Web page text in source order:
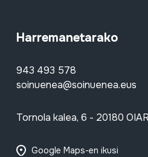
Harremanetarako
943 493 578
soinuenea@soinuenea.eus
Tornola kalea, 6 - 20180
Google Maps-en ikusi